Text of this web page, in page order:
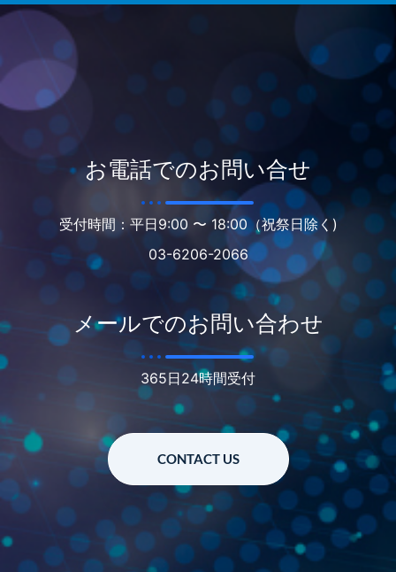
お電話でのお問い合せ
受付時間：平日9:00 〜 18:00（祝祭日除く)
03-6206-2066
メールでのお問い合わせ
365日24時間受付
CONTACT US